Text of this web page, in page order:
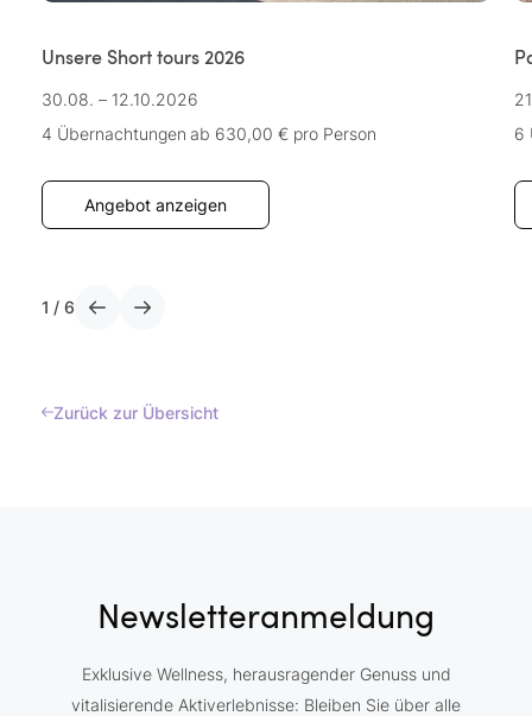
Unsere Short tours 2026
30.08. – 12.10.2026
4 Übernachtungen ab 630,00 € pro Person
Angebot anzeigen
6
1 / 6
Zurück zur Übersicht
Newsletteranmeldung
Exklusive Wellness, herausragender Genuss und
vitalisierende Aktiverlebnisse: Bleiben Sie über alle